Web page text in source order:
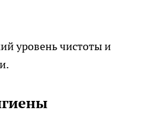
уровень чистоты и